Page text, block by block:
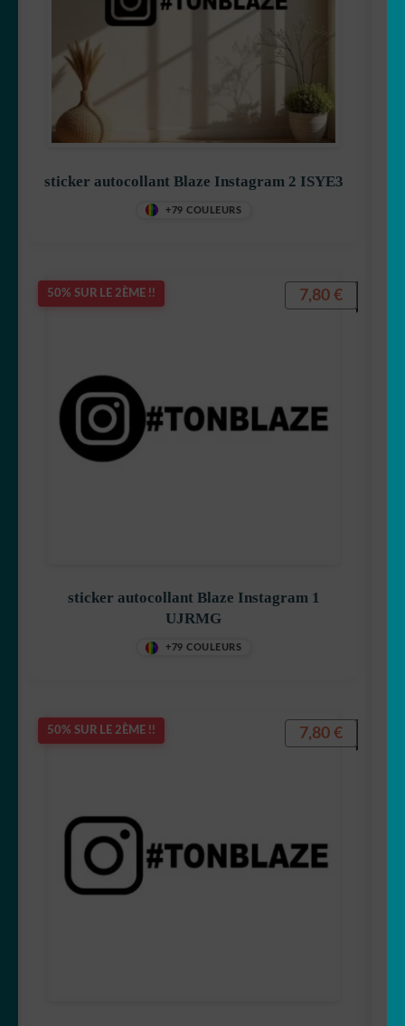
sticker autocollant Blaze Instagram 2 ISYE3
+79 COULEURS
50% SUR LE 2ÈME !!
sticker autocollant Blaze Instagram 1
UJRMG
+79 COULEURS
7,80 €
50% SUR LE 2ÈME !! 7,80 €